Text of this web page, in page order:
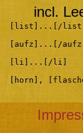
incl.
[list]...[/
[aufz]...[/
[li]...[/li]
[horn],